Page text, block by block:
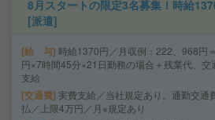
8月スタートの限定3名募集！時給
[派遣]
給 与 時給1370円／月収例：222、968円
円×7時間45分×21日勤務の場合＋残業代、交
支給
交通費 実費支給／当社規定あり。通勤交通
払／上限4万円／月※規定あり